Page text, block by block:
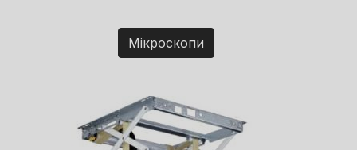
Мікроскопи